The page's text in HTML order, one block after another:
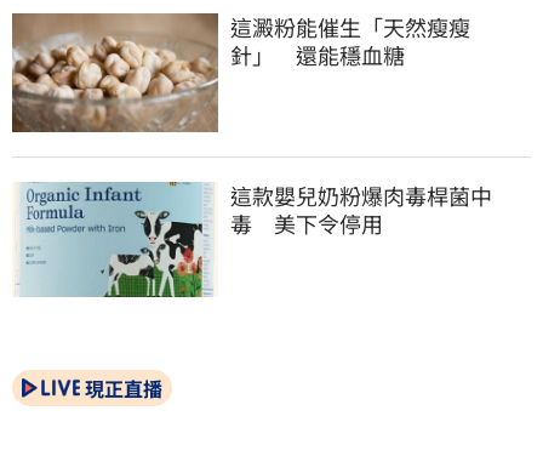
這澱粉能催生「天然瘦瘦
針」　還能穩血糖
這款嬰兒奶粉爆肉毒桿菌中
毒　美下令停用
現正直播